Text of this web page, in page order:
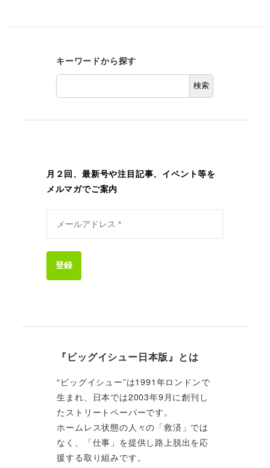
キーワードから探す
検索
月２回、最新号や注目記事、イベント等を
メルマガでご案内
登録
『ビッグイシュー日本版』とは
“ビッグイシュー”は1991年ロンドンで
生まれ、日本では2003年9月に創刊し
たストリートペーパーです。
ホームレス状態の人々の「救済」では
なく、「仕事」を提供し路上脱出を応
援する取り組みです。